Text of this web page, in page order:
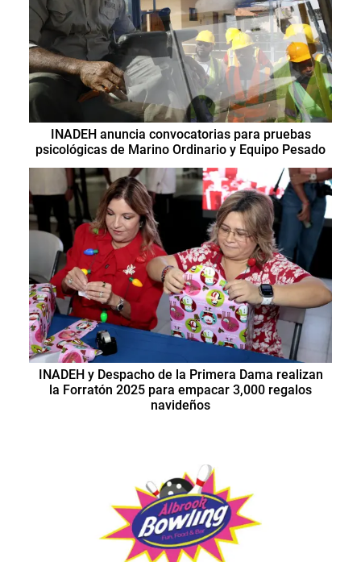
INADEH anuncia convocatorias para pruebas
psicológicas de Marino Ordinario y Equipo Pesado
INADEH y Despacho de la Primera Dama realizan
la Forratón 2025 para empacar 3,000 regalos
navideños